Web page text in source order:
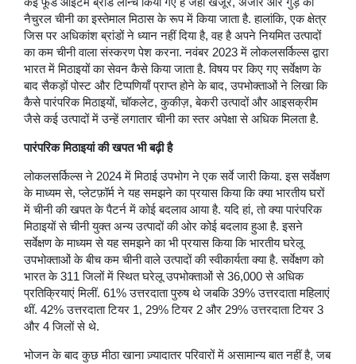
नैचुरल चीनी का इस्तेमाल मिठास के रूप में किया जाता है. हालांकि, एक क्षेत्र
जिस पर अधिकांश ब्रांडों ने ध्यान नहीं दिया है, वह है अपने नियमित उत्पादों
का कम चीनी वाला संस्करण पेश करना. नवंबर 2023 में लोकलसर्किल्स द्वारा
भारत में मिठाइयों का सेवन कैसे किया जाता है. विषय पर किए गए सर्वेक्षण के
बाद सैकड़ों पोस्ट और टिप्पणियाँ प्राप्त होने के बाद, उपभोक्ताओं ने लिखा कि
कैसे पारंपरिक मिठाइयों, चॉकलेट, कुकीज़, बेकरी उत्पादों और आइसक्रीम
जैसे कई उत्पादों में उन्हें लगातार चीनी का स्तर अपेक्षा से अधिक मिलता है.
पारंपरिक मिठाइयां की खपत भी बढ़ी है
लोकलसर्किल्स ने 2024 में मिठाई उपभोग ने एक सर्वे जारी किया. इस सर्वेक्षण
के माध्यम से, प्लेटफ़ॉर्म ने यह समझने का प्रयास किया कि क्या भारतीय घरों
में चीनी की खपत के पैटर्न में कोई बदलाव आया है. यदि हां, तो क्या पारंपरिक
मिठाइयों से चीनी युक्त अन्य उत्पादों की ओर कोई बदलाव हुआ है. इसने
सर्वेक्षण के माध्यम से यह समझने का भी प्रयास किया कि भारतीय घरेलू
उपभोक्ताओं के बीच कम चीनी वाले उत्पादों की स्वीकार्यता क्या है. सर्वेक्षण को
भारत के 311 जिलों में स्थित घरेलू उपभोक्ताओं से 36,000 से अधिक
प्रतिक्रियाएं मिलीं. 61% उत्तरदाता पुरुष थे जबकि 39% उत्तरदाता महिलाएं
थीं. 42% उत्तरदाता टियर 1, 29% टियर 2 और 29% उत्तरदाता टियर 3
और 4 जिलों से थे.
भोजन के बाद कुछ मीठा खाना ज़्यादातर परिवारों में असामान्य बात नहीं है, जब